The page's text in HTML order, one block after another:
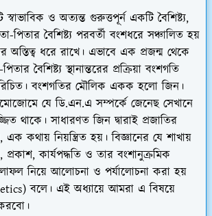
ও অত্যন্ত গুরুত্তপূর্ন একটি বৈশিষ্ট্য,
পিতার বৈশিষ্ট্য পরবর্তী বংশধরে সঞ্চালিত হয়
অস্তিত্ব ধরে রাখে। এভাবে এক প্রজন্ম থেকে
বৈশিষ্ট্য স্থানান্তরের প্রক্রিয়া বংশগতি
বংশগতির মৌলিক একক হলো জিন ।
যে ডি.এন.এ সম্পর্কে জেনেছ সেখানে
থাকে। সাধারণত জিন দ্বারাই প্রজাতির
এক কথায় নিয়ন্ত্রিত হয়। বিজ্ঞানের যে শাখায়
প্রকাশ, কার্যপদ্ধতি ও তার বংশানুক্রমিক
নিয়ে আলোচনা ও পর্যালোচনা করা হয়
বলে। এই অধ্যায়ে আমরা এ বিষয়ে